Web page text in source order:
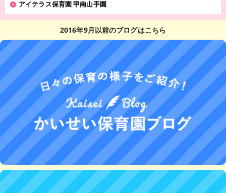
アイテラス保育園 甲南山手園
2016年9月以前のブログはこちら